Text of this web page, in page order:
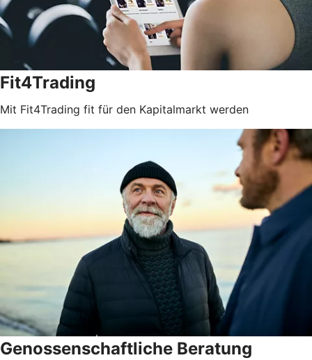
Fit4Trading
Mit Fit4Trading fit für den Kapitalmarkt werden
Genossenschaftliche Beratung